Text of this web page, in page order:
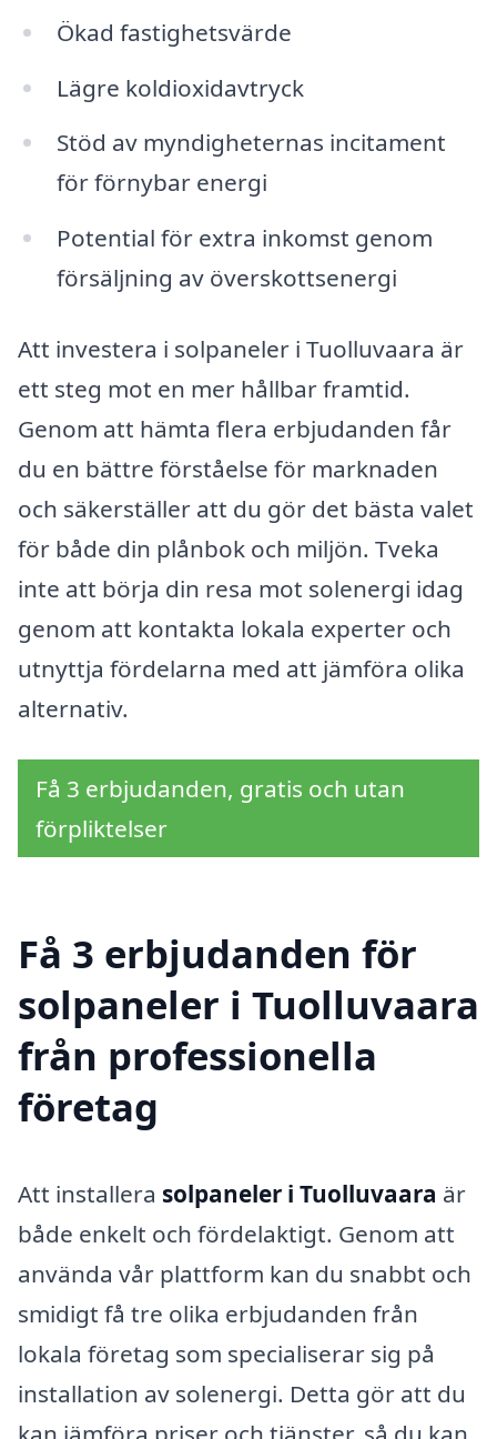
Ökad fastighetsvärde
Lägre koldioxidavtryck
Stöd av myndigheternas incitament
för förnybar energi
Potential för extra inkomst genom
försäljning av överskottsenergi
Att investera i solpaneler i Tuolluvaara är
ett steg mot en mer hållbar framtid.
Genom att hämta flera erbjudanden får
du en bättre förståelse för marknaden
och säkerställer att du gör det bästa valet
för både din plånbok och miljön. Tveka
inte att börja din resa mot solenergi idag
genom att kontakta lokala experter och
utnyttja fördelarna med att jämföra olika
alternativ.
Få 3 erbjudanden, gratis och utan
förpliktelser
Få 3 erbjudanden för
solpaneler i Tuolluvaara
från professionella
företag
Att installera solpaneler i Tuolluvaara är
både enkelt och fördelaktigt. Genom att
använda vår plattform kan du snabbt och
smidigt få tre olika erbjudanden från
lokala företag som specialiserar sig på
installation av solenergi. Detta gör att du